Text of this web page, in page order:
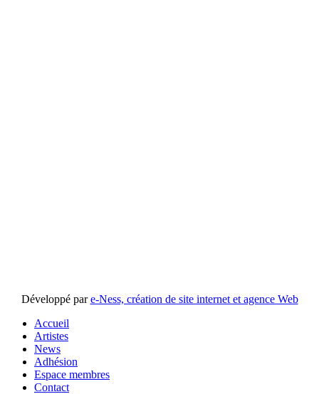
Développé pare-Ness, création de site internet et agence Web
Accueil
Artistes
News
Adhésion
Espace membres
Contact